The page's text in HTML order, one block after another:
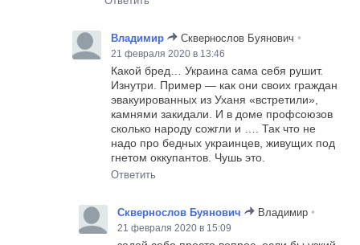
Владимир Сквернослов Буянович •
21 февраля 2020 в 13:46
Какой бред… Украина сама себя рушит.
Изнутри. Пример — как они своих граждан
эвакуированных из Уханя «встретили»,
камнями закидали. И в доме профсоюзов
сколько народу сожгли и …. Так что не
надо про бедных украинцев, живущих под
гнетом оккупантов. Чушь это.
Ответить
Сквернослов Буянович Владимир •
21 февраля 2020 в 15:09